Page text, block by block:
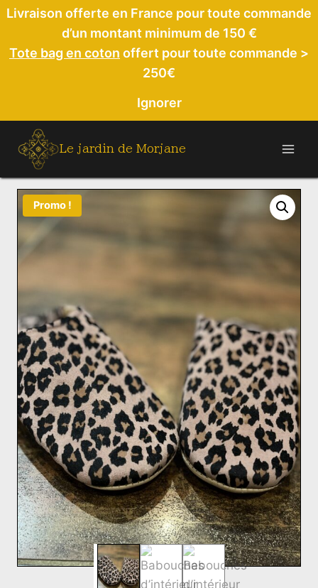
Aller
contenu
Livraison offerte en France pour toute commande
d’un montant minimum de 150 €
Tote bag en coton offert pour toute commande >
250€
Ignorer
Le jardin de Morjane
Promo !